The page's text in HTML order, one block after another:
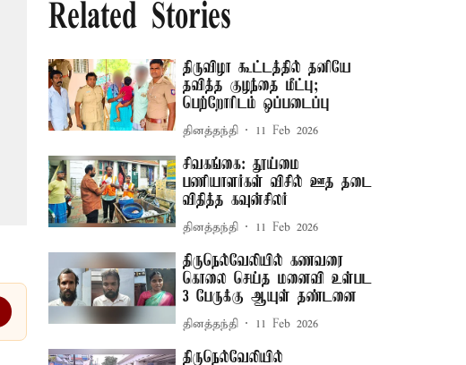
Related Stories
திருவிழா கூட்டத்தில் தனியே
தவித்த குழந்தை மீட்பு;
பெற்றோரிடம் ஒப்படைப்பு
தினத்தந்தி 11 Feb 2026
சிவகங்கை: தூய்மை
பணியாளர்கள் விசில் ஊத தடை
விதித்த கவுன்சிலர்
தினத்தந்தி 11 Feb 2026
திருநெல்வேலியில் கணவரை
கொலை செய்த மனைவி உள்பட
3 பேருக்கு ஆயுள் தண்டனை
தினத்தந்தி 11 Feb 2026
திருநெல்வேலியில்